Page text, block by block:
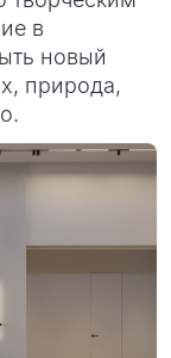
в
новый
природа,